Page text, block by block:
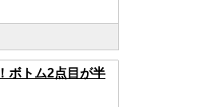
ボトム2点目が半